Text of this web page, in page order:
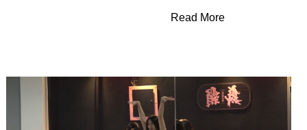
Read More